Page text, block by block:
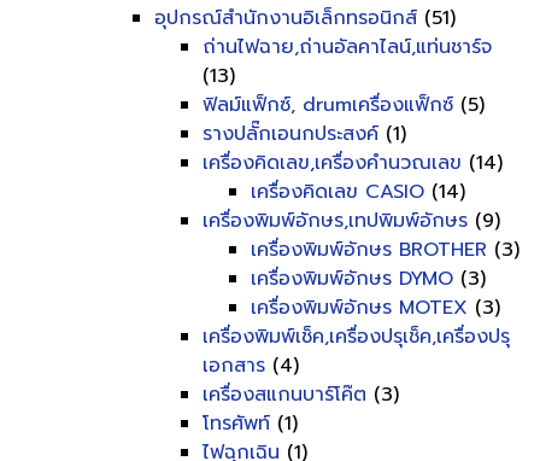
อุปกรณ์สำนักงานอิเล็กทรอนิกส์ (51)
ถ่านไฟฉาย,ถ่านอัลคาไลน์,แท่นชาร์จ
(13)
ฟิลม์แฟ็กซ์, drumเครื่องแฟ็กซ์ (5)
รางปลั๊กเอนกประสงค์ (1)
เครื่องคิดเลข,เครื่องคำนวณเลข (14)
เครื่องคิดเลข CASIO (14)
เครื่องพิมพ์อักษร,เทปพิมพ์อักษร (9)
เครื่องพิมพ์อักษร BROTHER (3)
เครื่องพิมพ์อักษร DYMO (3)
เครื่องพิมพ์อักษร MOTEX (3)
เครื่องพิมพ์เช็ค,เครื่องปรุเช็ค,เครื่องปรุ
เอกสาร (4)
เครื่องสแกนบาร์โค๊ต (3)
โทรศัพท์ (1)
ไฟฉุกเฉิน (1)